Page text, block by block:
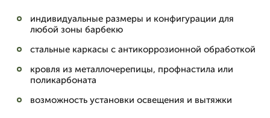
индивидуальные размеры и конфигурации для
любой зоны барбекю
стальные каркасы с антикоррозионной обработкой
кровля из металлочерепицы, профнастила или
поликарбоната
возможность установки освещения и вытяжки